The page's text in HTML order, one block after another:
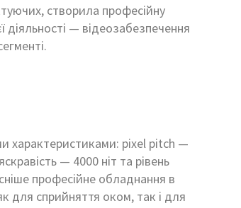
створила професійну
діяльності — відеозабезпечення
характеристиками: pixel pitch —
— 4000 ніт та рівень
професійне обладнання в
для сприйняття оком, так і для